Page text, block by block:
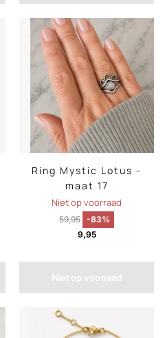
Ring Mystic Lotus -
maat 17
Niet op voorraad
59,95 -83%
9,95
Niet op voorraad